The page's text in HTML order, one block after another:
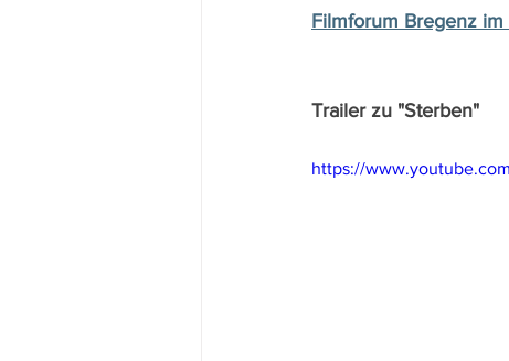
Filmforum Bregenz
Trailer zu "Sterben"
https://